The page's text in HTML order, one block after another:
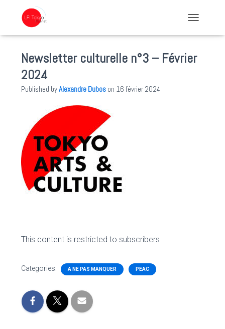
Newsletter culturelle n°3 – Février
2024
Published byAlexandre Dubos on 16 février 2024
This content is restricted to subscribers
Categories: A NE PAS MANQUER PEAC